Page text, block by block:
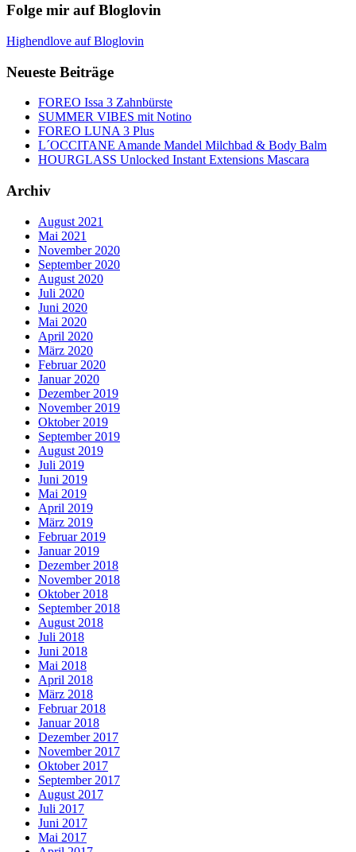
Folge mir auf Bloglovin
Highendlove auf Bloglovin
Neueste Beiträge
FOREO Issa 3 Zahnbürste
SUMMER VIBES mit Notino
FOREO LUNA 3 Plus
L´OCCITANE Amande Mandel Milchbad & Body Balm
HOURGLASS Unlocked Instant Extensions Mascara
Archiv
August 2021
Mai 2021
November 2020
September 2020
August 2020
Juli 2020
Juni 2020
Mai 2020
April 2020
März 2020
Februar 2020
Januar 2020
Dezember 2019
November 2019
Oktober 2019
September 2019
August 2019
Juli 2019
Juni 2019
Mai 2019
April 2019
März 2019
Februar 2019
Januar 2019
Dezember 2018
November 2018
Oktober 2018
September 2018
August 2018
Juli 2018
Juni 2018
Mai 2018
April 2018
März 2018
Februar 2018
Januar 2018
Dezember 2017
November 2017
Oktober 2017
September 2017
August 2017
Juli 2017
Juni 2017
Mai 2017